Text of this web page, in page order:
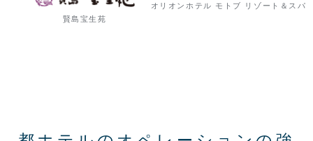
賢島宝生苑
オリオンホテル モトブ リゾート＆スパ